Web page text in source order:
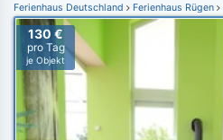
Ferienhaus Deutschland Ferienhaus Rügen
130 €
pro Tag
je Objekt